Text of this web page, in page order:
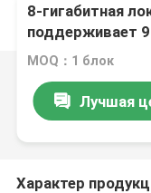
8-гигабитная
поддерживает
компьютер
MOQ：1 блок
Лучшая
Характер